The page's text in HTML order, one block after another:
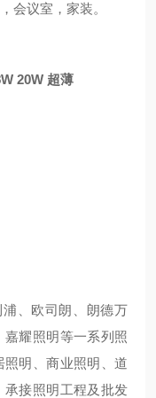
会议室，家装。
20W 超薄
、欧司朗、朗德万
耀照明等一系列照
明、商业照明、道
承接照明工程及批发